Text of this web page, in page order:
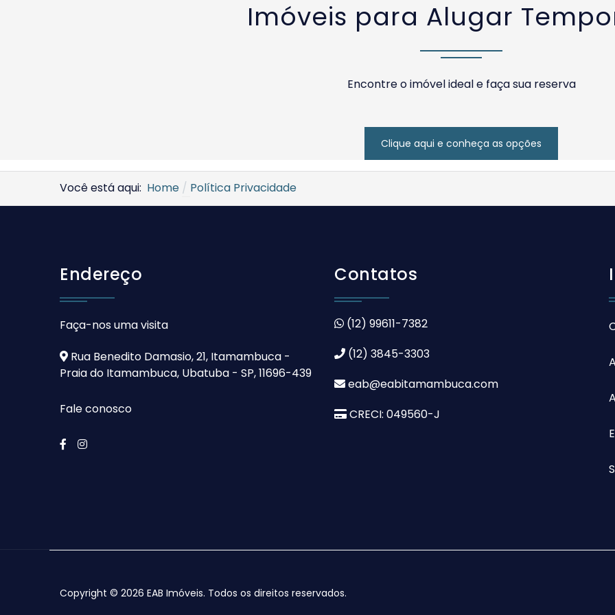
Imóveis para Alugar
Encontre o imóvel ideal e faça sua reserva
Clique aqui e conheça as opções
Você está aqui: Home Política Privacidade
Endereço
Faça-nos uma visita
Rua Benedito Damasio, 21, Itamambuca -
Praia do Itamambuca, Ubatuba - SP, 11696-439
Fale conosco
Contatos
(12) 99611-7382
(12) 3845-3303
eab@eabitamambuca.com
CRECI: 049560-J
Copyright © 2026 EAB Imóveis. Todos os direitos reservados.